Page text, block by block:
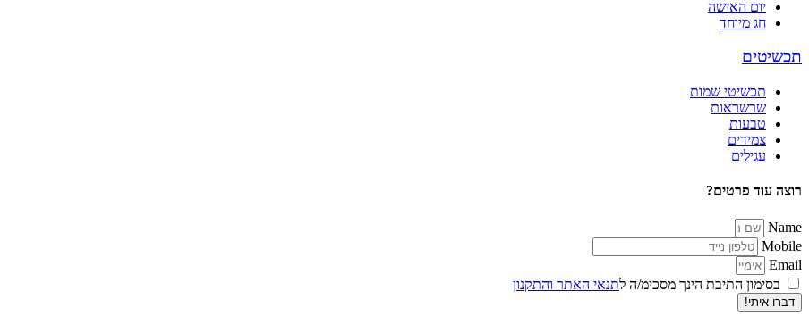
יום האישה
חג מיוחד
תכשיטים
תכשיטי שמות
שרשראות
טבעות
צמידים
עגילים
רוצה עוד פרטים?
Name
Mobile
Email
בסימון התיבת הינך מסכימ/ה לתנאי האתר והתקנון
דברו איתי!